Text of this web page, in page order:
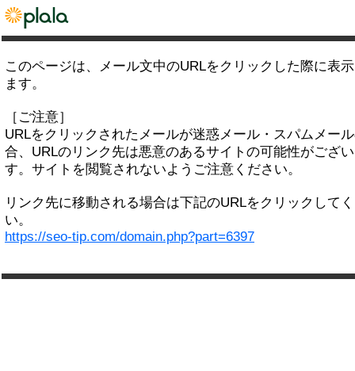
このページは、メール文中のURLをクリックした際に表
ます。
［ご注意］
URLをクリックされたメールが迷惑メール・スパムメー
合、URLのリンク先は悪意のあるサイトの可能性がござ
す。サイトを閲覧されないようご注意ください。
リンク先に移動される場合は下記のURLをクリックして
い。
https://seo-tip.com/domain.php?part=6397